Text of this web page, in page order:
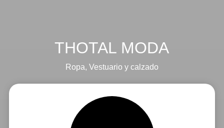
THOTAL MODA
Ropa, Vestuario y calzado